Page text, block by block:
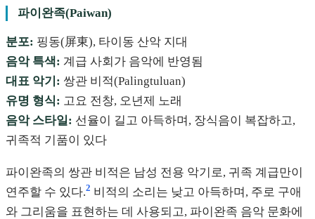
파이완족(Paiwan)
분포: 핑동(屏東), 타이동 산악 지대
음악 특색: 계급 사회가 음악에 반영됨
대표 악기: 쌍관 비적(Palingtuluan)
유명 형식: 고요 전창, 오년제 노래
음악 스타일: 선율이 길고 아득하며, 장식음이 복잡하고,
귀족적 기품이 있다
파이완족의 쌍관 비적은 남성 전용 악기로, 귀족 계급만이
연주할 수 있다.2 비적의 소리는 낮고 아득하며, 주로 구애
와 그리움을 표현하는 데 사용되고, 파이완족 음악 문화에